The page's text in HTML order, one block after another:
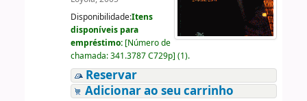
Disponibilidade:Itens
disponíveis para
empréstimo: [Número de
chamada:341.3787 C729p] (1).
Reservar
Adicionar ao seu carrinho